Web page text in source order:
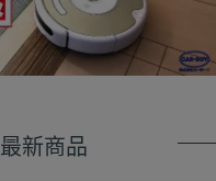
新商品